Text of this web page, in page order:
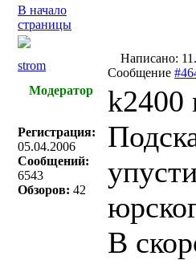
В начало
страницы
strom
Написано:
Сообщение
Модератор
Регистрация:
05.04.2006
Сообщений:
6543
Обзоров: 42
k2400
В